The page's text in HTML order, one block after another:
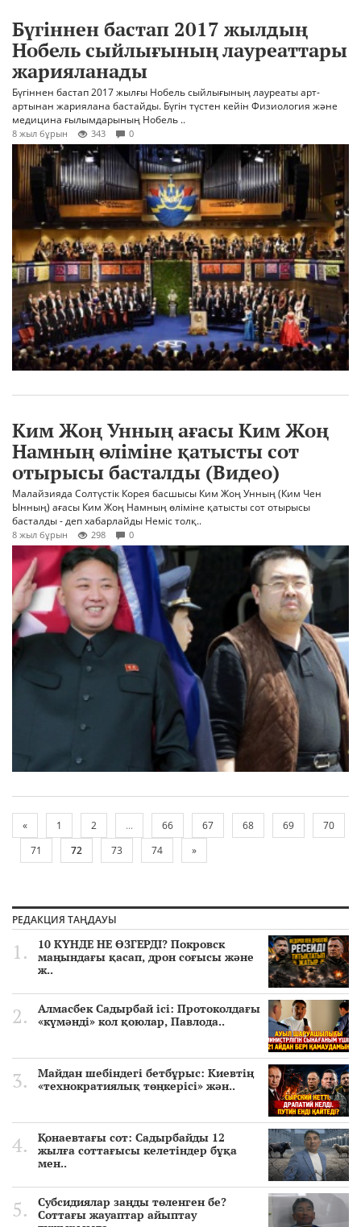
Бүгіннен бастап 2017 жылдың
Нобель сыйлығының лауреаттары
жарияланады
Бүгіннен бастап 2017 жылғы Нобель сыйлығының лауреаты арт-
артынан жариялана бастайды. Бүгін түстен кейін Физиология және
медицина ғылымдарының Нобель ..
8 жыл бұрын 343 0
Ким Жоң Унның ағасы Ким Жоң
Намның өліміне қатысты сот
отырысы басталды (Видео)
Малайзияда Солтүстік Корея басшысы Ким Жоң Унның (Ким Чен
Ынның) ағасы Ким Жоң Намның өліміне қатысты сот отырысы
басталды - деп хабарлайды Неміс толқ..
8 жыл бұрын 298 0
« 1 2 ... 66 67 68 69
70
71
72 73 74 »
РЕДАКЦИЯ ТАҢДАУЫ
10 КҮНДЕ НЕ ӨЗГЕРДІ? Покровск
маңындағы қасап, дрон соғысы және
ж..
Алмасбек Садырбай ісі: Протоколдағы
«күмәнді» кол қоюлар, Павлода..
Майдан шебіндегі бетбұрыс: Киевтің
«технократиялық төңкерісі» жән..
Қонаевтағы сот: Садырбайды 12
жылға соттағысы келетіндер бұқа
мен..
Субсидиялар заңды төленген бе?
Соттағы жауаптар айыптау